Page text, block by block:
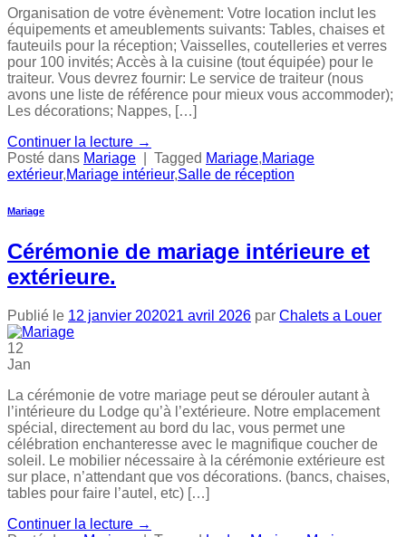
Organisation de votre évènement: Votre location inclut les
équipements et ameublements suivants: Tables, chaises et
fauteuils pour la réception; Vaisselles, coutelleries et verres
pour 100 invités; Accès à la cuisine (tout équipée) pour le
traiteur. Vous devrez fournir: Le service de traiteur (nous
avons une liste de référence pour mieux vous accommoder);
Les décorations; Nappes, […]
Continuer la lecture →
Posté dans Mariage Tagged Mariage,Mariage
extérieur,Mariage intérieur,Salle de réception
Mariage
Cérémonie de mariage intérieure et
extérieure.
Publié le 12 janvier 202021 avril 2026 par Chalets a Louer
12
Jan
La cérémonie de votre mariage peut se dérouler autant à
l’intérieure du Lodge qu’à l’extérieure. Notre emplacement
spécial, directement au bord du lac, vous permet une
célébration enchanteresse avec le magnifique coucher de
soleil. Le mobilier nécessaire à la cérémonie extérieure est
sur place, n’attendant que vos décorations. (bancs, chaises,
tables pour faire l’autel, etc) […]
Continuer la lecture →